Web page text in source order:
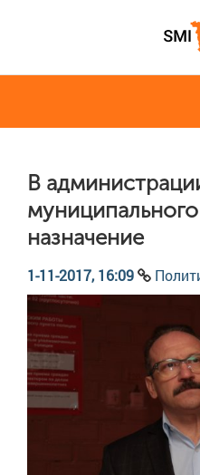
В
назначение
1-11-2017, 16:09